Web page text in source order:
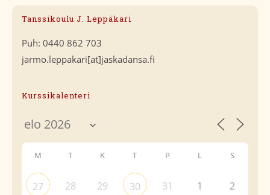
Tanssikoulu J. Leppäkari
Puh: 0440 862 703
jarmo.leppakari[at]jaskadansa.fi
Kurssikalenteri
M T K T P L S
27 28 29 30 31 1 2